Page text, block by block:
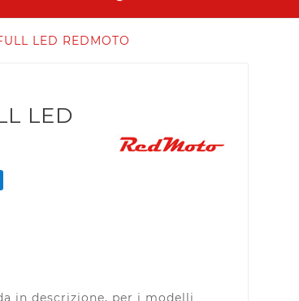
LED REDMOTO
LED
in descrizione, per i modelli